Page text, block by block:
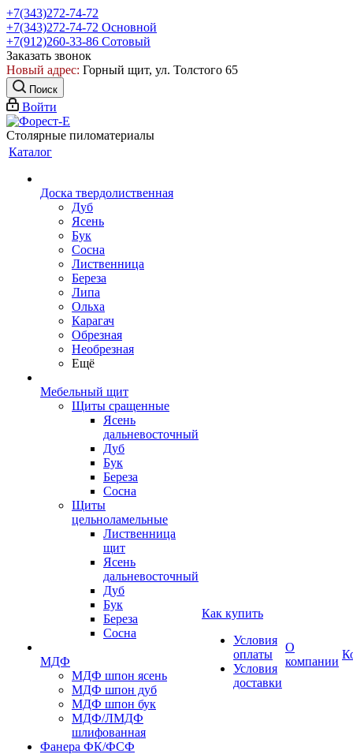
+7(343)272-74-72
+7(343)272-74-72 Основной
+7(912)260-33-86 Сотовый
Заказать звонок
Новый адрес: Горный щит, ул. Толстого 65
Поиск
Войти
Столярные пиломатериалы
Каталог
Доска твердолиственная
Дуб
Ясень
Бук
Сосна
Лиственница
Береза
Липа
Ольха
Карагач
Обрезная
Необрезная
Ещё
Мебельный щит
Щиты сращенные
Ясень
дальневосточный
Дуб
Бук
Береза
Сосна
Щиты
цельноламельные
Лиственница
щит
Ясень
дальневосточный
Дуб
Бук
Береза
Сосна
МДФ
МДФ шпон ясень
МДФ шпон дуб
МДФ шпон бук
МДФ/ЛМДФ
шлифованная
Фанера ФК/ФСФ
Как купить
Условия
оплаты
Условия
доставки
О
компании